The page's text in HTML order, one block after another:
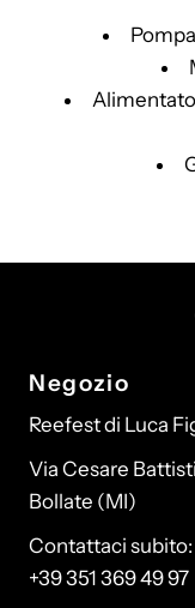
Negozio
Reefest di Luca
Via Cesare
Bollate (MI)
Contattaci subito:
+39 351 369 49 97